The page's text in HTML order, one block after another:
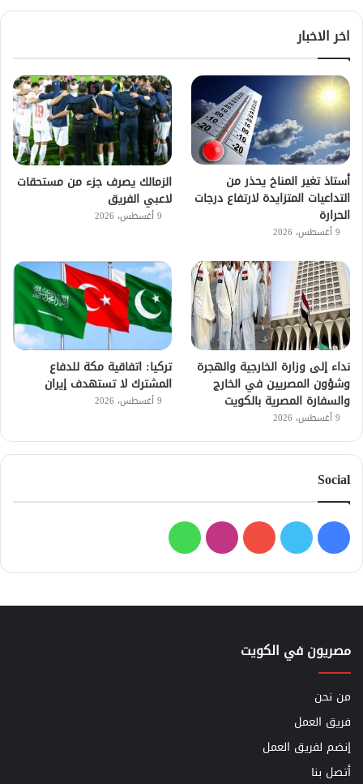
اخر الاخبار
أستاذ تغير المناخ يحذر من
التداعيات المتزايدة لارتفاع درجات
الحرارة
9 أغسطس، 2026
الزمالك يصرف جزء من مستحقات
لاعبي الفريق
9 أغسطس، 2026
نداء إلى وزارة الخارجية والهجرة
وشؤون المصريين في الخارج
والسفارة المصرية بالكويت
9 أغسطس، 2026
تركيا: اتفاقية مكة للدفاع
المشترك لا تستهدف إيران
9 أغسطس، 2026
Social
فيسبوك
تويتر يوتيوبانستقرامواتساب
مصريون في الكويت
من نحن
فريق العمل
إنضم لفريق العمل
أتصل بنا